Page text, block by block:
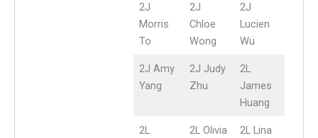
2J
Morris
To
2J
Chloe
Wong
2J
Lucien
Wu
2J Amy
Yang
2J Judy
Zhu
2L
James
Huang
2L
2L Olivia
2L Lina